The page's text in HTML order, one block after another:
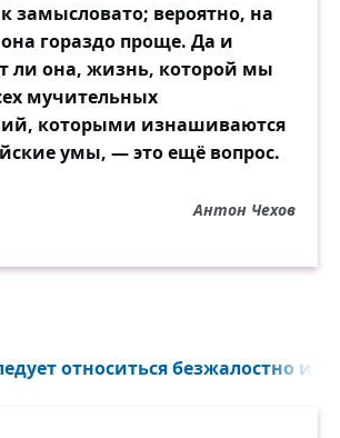
замысловато; вероятно, на
гораздо проще. Да и
ли она, жизнь, которой мы
мучительных
которыми изнашиваются
умы, — это ещё вопрос.
Антон Чехов
относиться безжалостно и